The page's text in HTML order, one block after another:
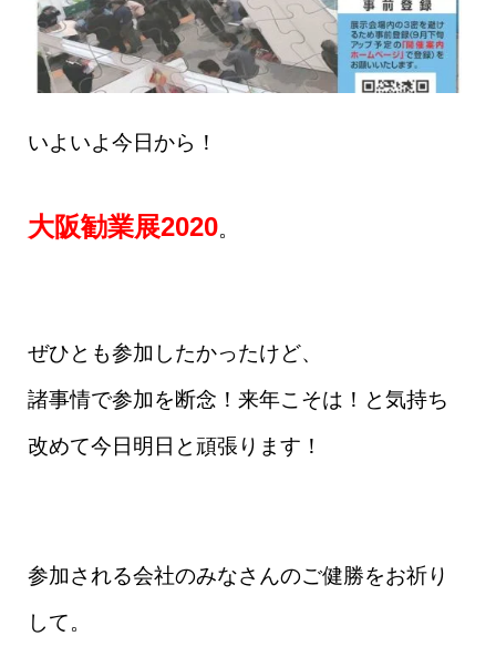
いよいよ今日から！
大阪勧業展2020。
ぜひとも参加したかったけど、
諸事情で参加を断念！来年こそは！と気持ち
改めて今日明日と頑張ります！
参加される会社のみなさんのご健勝をお祈り
して。